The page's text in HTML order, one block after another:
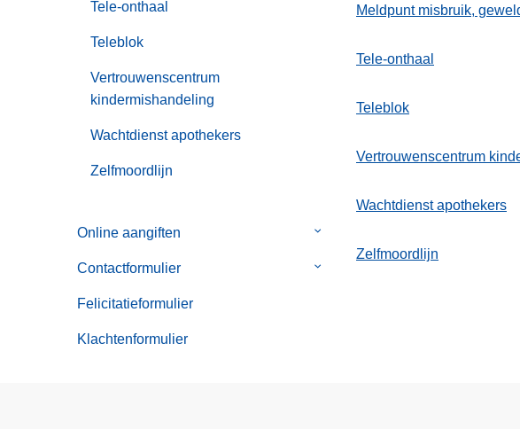
Tele-onthaal
Teleblok
Vertrouwenscentrum
kindermishandeling
Wachtdienst apothekers
Zelfmoordlijn
Online aangiften
Submenu
Contactformulier
Submenu
Felicitatieformulier
Klachtenformulier
Meldpunt misbruik,
Tele-onthaal
Teleblok
Vertrouwenscentrum
Wachtdienst apothekers
Zelfmoordlijn